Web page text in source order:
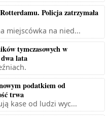
Policja zatrzymała
miejscówka na nied...
tymczasowych w
lata
podatkiem od
trwa
kase od ludzi wyc...